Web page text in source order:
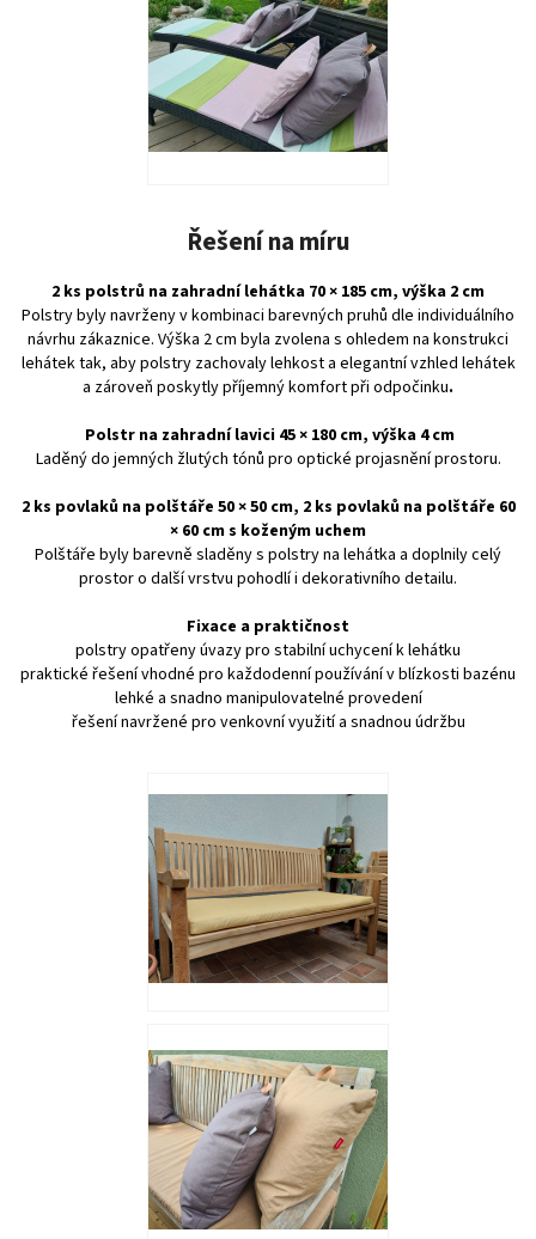
Řešení na míru
2 ks polstrů na zahradní lehátka 70 × 185 cm, výška 2 cm
Polstry byly navrženy v kombinaci barevných pruhů dle individuálního
návrhu zákaznice. Výška 2 cm byla zvolena s ohledem na konstrukci
lehátek tak, aby polstry zachovaly lehkost a elegantní vzhled lehátek
a zároveň poskytly příjemný komfort při odpočinku.
Polstr na zahradní lavici 45 × 180 cm, výška 4 cm
Laděný do jemných žlutých tónů pro optické projasnění prostoru.
2 ks povlaků na polštáře 50 × 50 cm, 2 ks povlaků na polštáře 60
× 60 cm s koženým uchem
Polštáře byly barevně sladěny s polstry na lehátka a doplnily celý
prostor o další vrstvu pohodlí i dekorativního detailu.
Fixace a praktičnost
polstry opatřeny úvazy pro stabilní uchycení k lehátku
praktické řešení vhodné pro každodenní používání v blízkosti bazénu
lehké a snadno manipulovatelné provedení
řešení navržené pro venkovní využití a snadnou údržbu